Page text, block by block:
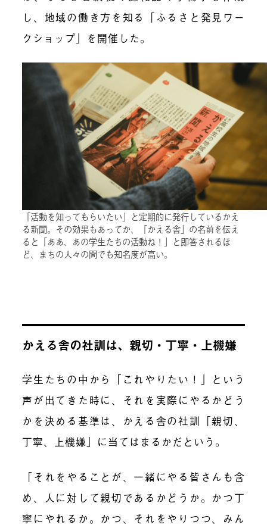
し、地域の働き方を知る「ふるさと発見ワー
クショップ」を開催した。
「活動を知ってもらいたい」と定期的に発行しているかえ
る新聞。その効果もあってか、「かえる舎」の名前を伝え
ると「ああ、あの学生たちの活動ね！」と即答されるほ
ど、まちの人々の間でも知名度が高い。
かえる舎の社訓は、親切・丁寧・上機嫌
学生たちの中から「これやりたい！」という
声が出てきた時に、それを実際にやるかどう
かを決める基準は、かえる舎の社訓「親切、
丁寧、上機嫌」に当てはまるかだという。
「それをやることが、一緒にやる皆さんも含
め、人に対して親切であるかどうか。かつ丁
寧にやれるか。かつ、それをやりつつ、みん